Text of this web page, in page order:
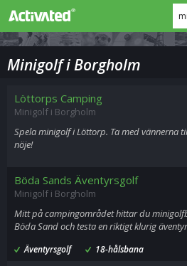
Minigolf i Borgholm
Löttorps Camping
Minigolf i Borgholm
Spela minigolf i Löttorp. Ta med vännerna
nöje!
Böda Sands Äventyrsgolf
Minigolf i Borgholm
Mitt på campingområdet hittar du
Böda Sand och testa en riktigt klurig
Äventyrsgolf 18-hålsbana